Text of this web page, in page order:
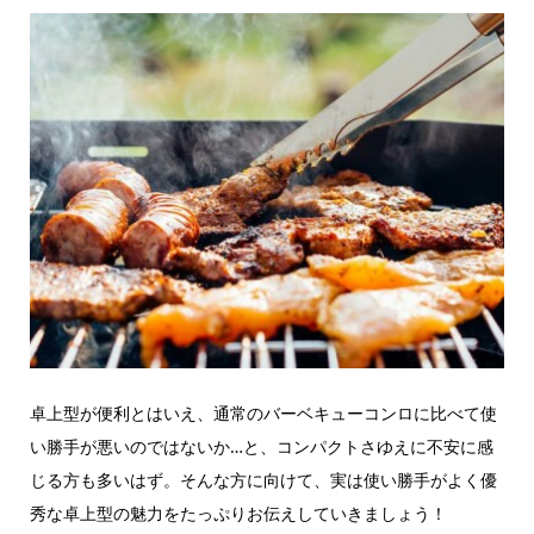
卓上型が便利とはいえ、通常のバーベキューコンロに比べて使
い勝手が悪いのではないか…と、コンパクトさゆえに不安に感
じる方も多いはず。そんな方に向けて、実は使い勝手がよく優
秀な卓上型の魅力をたっぷりお伝えしていきましょう！